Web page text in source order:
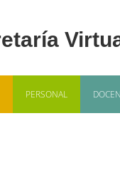
PERSONAL